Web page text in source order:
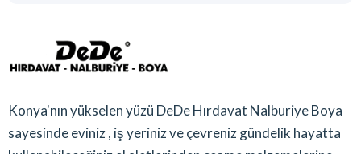
Konya'nın yükselen yüzü DeDe Hırdavat Nalburiye Boya
sayesinde eviniz , iş yeriniz ve çevreniz gündelik hayatta